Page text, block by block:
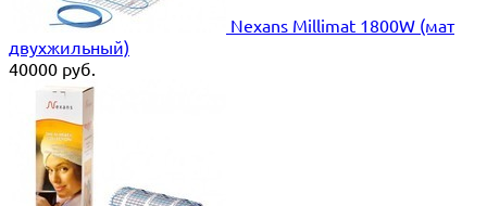
Nexans Millimat 1800W (мат
двухжильный)
40000 руб.